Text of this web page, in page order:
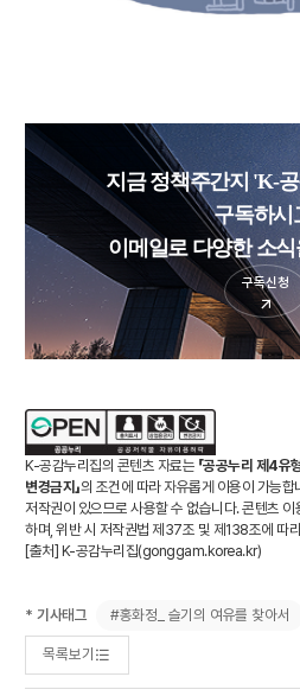
지금 정책주간지 'K-
구독하시
이메일로 다양한 소
구독신청
K-공감누리집의 콘텐츠 자료는 「공공누리 제4유
변경금지」의 조건에 따라 자유롭게 이용이 가능
저작권이 있으므로 사용할 수 없습니다. 콘텐츠
하며, 위반 시 저작권법 제37조 및 제138조에 따
[출처] K-공감누리집(gonggam.korea.kr)
* 기사태그 #홍화정_ 슬기의 여유를 찾아서
목록보기